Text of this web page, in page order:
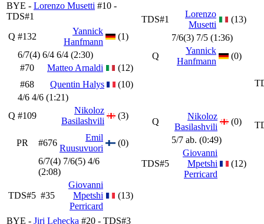
BYE - Lorenzo Musetti #10 -
TDS#1
TDS#1
Lorenzo
Musetti
(13)
7/6(3) 7/5 (1:36)
Q
Yannick
Hanfmann
(0)
Q #132
Yannick
Hanfmann
(1)
6/7(4) 6/4 6/4 (2:30)
#70
Matteo Arnaldi
(12)
#68
Quentin Halys
(10)
4/6 4/6 (1:21)
Q #109
Nikoloz
Basilashvili
(3)
Q
Nikoloz
Basilashvili
(0)
5/7 ab. (0:49)
TDS#5
Giovanni
Mpetshi
Perricard
(12)
PR #676
Emil
Ruusuvuori
(0)
6/7(4) 7/6(5) 4/6
(2:08)
TDS#5 #35
Giovanni
Mpetshi
Perricard
(13)
BYE - Jiri Lehecka #20 - TDS#3